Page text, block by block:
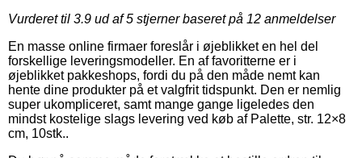
Vurderet til 3.9 ud af 5 stjerner baseret på 12 anmeldelser
En masse online firmaer foreslår i øjeblikket en hel del
forskellige leveringsmodeller. En af favoritterne er i
øjeblikket pakkeshops, fordi du på den måde nemt kan
hente dine produkter på et valgfrit tidspunkt. Den er nemlig
super ukompliceret, samt mange gange ligeledes den
mindst kostelige slags levering ved køb af Palette, str. 12×8
cm, 10stk..